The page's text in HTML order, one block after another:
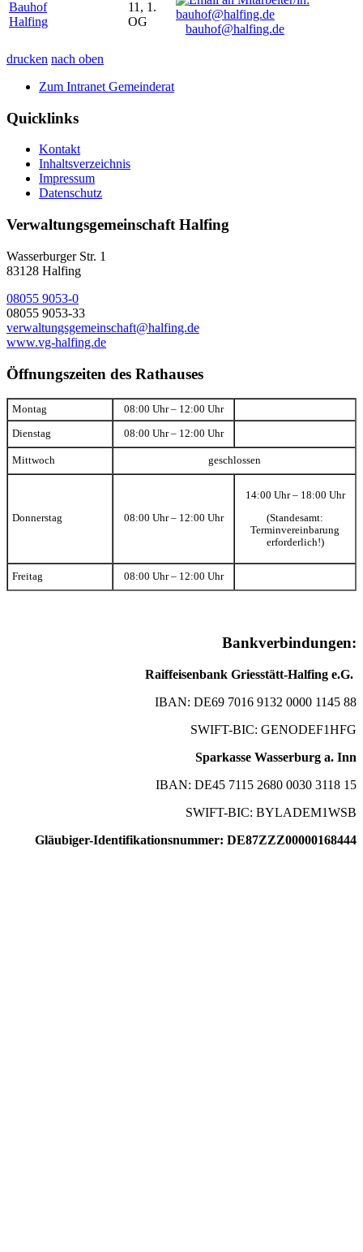
Bauhof
Halfing
11, 1.
OG
bauhof@halfing.de
drucken nach oben
Zum Intranet Gemeinderat
Quicklinks
Kontakt
Inhaltsverzeichnis
Impressum
Datenschutz
Verwaltungsgemeinschaft Halfing
Wasserburger Str. 1
83128 Halfing
08055 9053-0
08055 9053-33
verwaltungsgemeinschaft@halfing.de
www.vg-halfing.de
Öffnungszeiten des Rathauses
Montag 08:00 Uhr – 12:00 Uhr
Dienstag 08:00 Uhr – 12:00 Uhr
Mittwoch geschlossen
Donnerstag 08:00 Uhr – 12:00 Uhr
14:00 Uhr – 18:00 Uhr
(Standesamt:
Terminvereinbarung
erforderlich!)
Freitag 08:00 Uhr – 12:00 Uhr
Bankverbindungen:
Raiffeisenbank Griesstätt-Halfing e.G.
IBAN: DE69 7016 9132 0000 1145 88
SWIFT-BIC: GENODEF1HFG
Sparkasse Wasserburg a. Inn
IBAN: DE45 7115 2680 0030 3118 15
SWIFT-BIC: BYLADEM1WSB
Gläubiger-Identifikationsnummer: DE87ZZZ00000168444